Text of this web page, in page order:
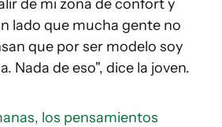
de mi zona de confort y
lado que mucha gente no
que por ser modelo soy
Nada de eso", dice la joven.
los pensamientos